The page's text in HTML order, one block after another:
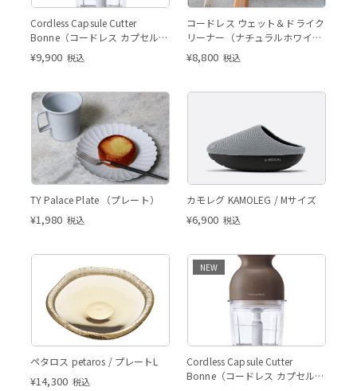
Cordless Capsule Cutter
Bonne（コードレス カプセルカ
ッターボンヌ ） ナチュラルブ
ラック
¥9,900 税込
コードレス ウェット＆ドライク
リーナー（ナチュラルホワイ
ト）
¥8,800 税込
TY Palace Plate （プレート）
¥1,980 税込
カモレグ KAMOLEG / Mサイズ
¥6,900 税込
ペタロス petaros / プレートL
¥14,300 税込
NEW
Cordless Capsule Cutter
Bonne（コードレス カプセルカ